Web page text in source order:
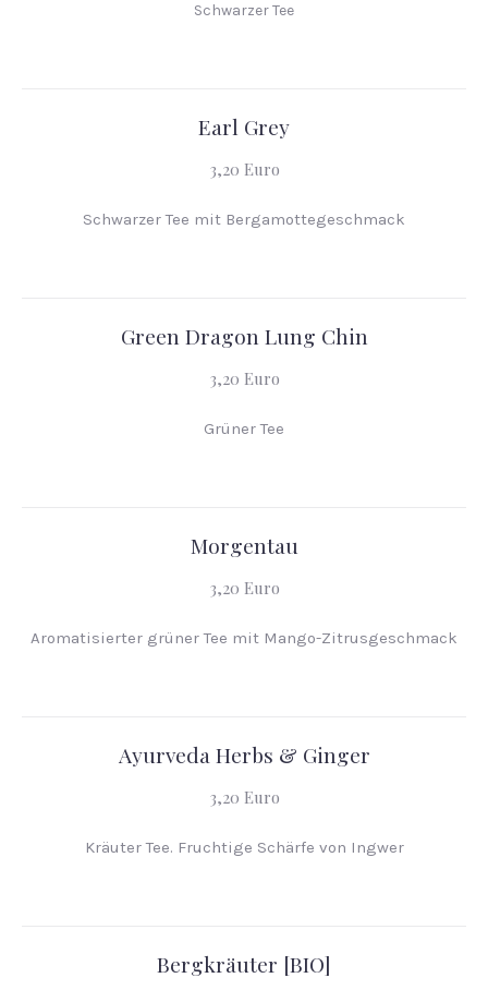
Schwarzer Tee
Earl Grey
3,20 Euro
Schwarzer Tee mit Bergamottegeschmack
Green Dragon Lung Chin
3,20 Euro
Grüner Tee
Morgentau
3,20 Euro
Aromatisierter grüner Tee mit Mango-Zitrusgeschmack
Ayurveda Herbs & Ginger
3,20 Euro
Kräuter Tee. Fruchtige Schärfe von Ingwer
Bergkräuter [BIO]